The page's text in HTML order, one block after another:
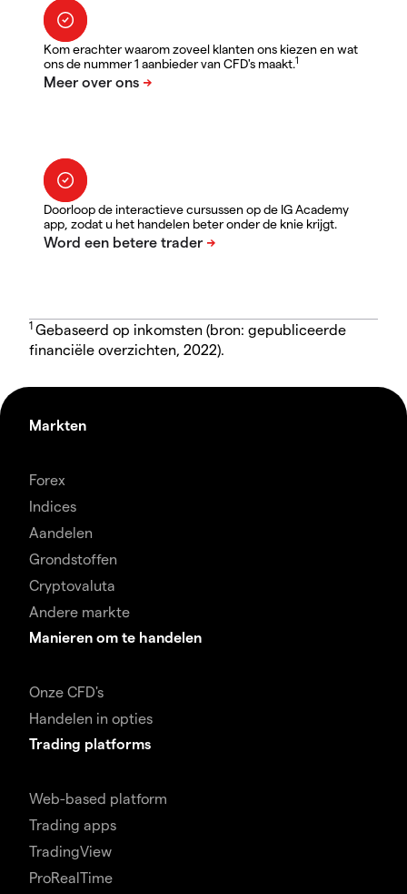
Kom erachter waarom zoveel klanten ons kiezen en wat
ons de nummer 1 aanbieder van CFD's maakt.1
Doorloop de interactieve cursussen op de IG Academy
app, zodat u het handelen beter onder de knie krijgt.
1 Gebaseerd op inkomsten (bron: gepubliceerde
financiële overzichten, 2022).
Markten
Forex
Indices
Aandelen
Grondstoffen
Cryptovaluta
Andere markte
Manieren om te handelen
Onze CFD's
Handelen in opties
Trading platforms
Web-based platform
Trading apps
TradingView
ProRealTime